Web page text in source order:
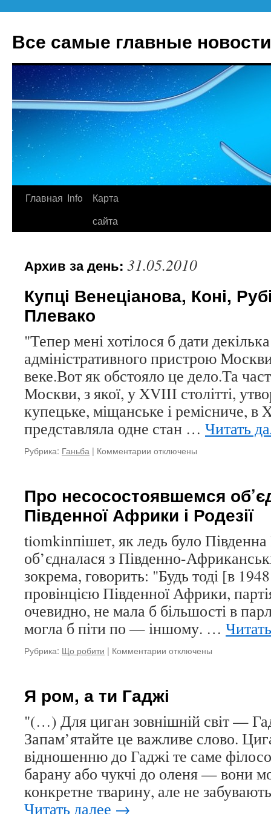
Все самые главные
Перейти
Главная Info
Карта
сайта
Архив за день: 31.05.2010
Купці Венеціанова, Коні,
Плевако
"Тепер мені хотілося б дати
адміністративного пристрою
веке.Вот як обстояло це дело.Та
Москви, з якої, у XVIII столітті,
купецьке, міщанське і ремісниче, в
представляла одне стан … Читать
Рубрика: Ганьба | Комментарии к
Коні,
Рубінштейна,
Плевако
отключены
Про несосостоявшемся
Південної Африки і Родезії
tiomkinпішет, як ледь було Південна
об’єдналася з Південно-
зокрема, говорить: "Будь тоді [в
провінцією Південної Африки,
очевидно, не мала б більшості в
могла б піти по — іншому. …
Рубрика: Що робити | Комментарии к
Африки
і
Родезії
отключены
Я ром, а ти Гаджі
"(…) Для циган зовнішній світ —
Запам’ятайте це важливе слово.
відношенню до Гаджі те саме
барану або чукчі до оленя — вони
конкретне тварину, але не
Читать далее →